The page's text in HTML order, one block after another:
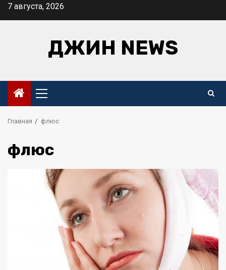
Перейти
7 августа, 2026
ДЖИН NEWS
Основное
меню
Главная флюс
флюс